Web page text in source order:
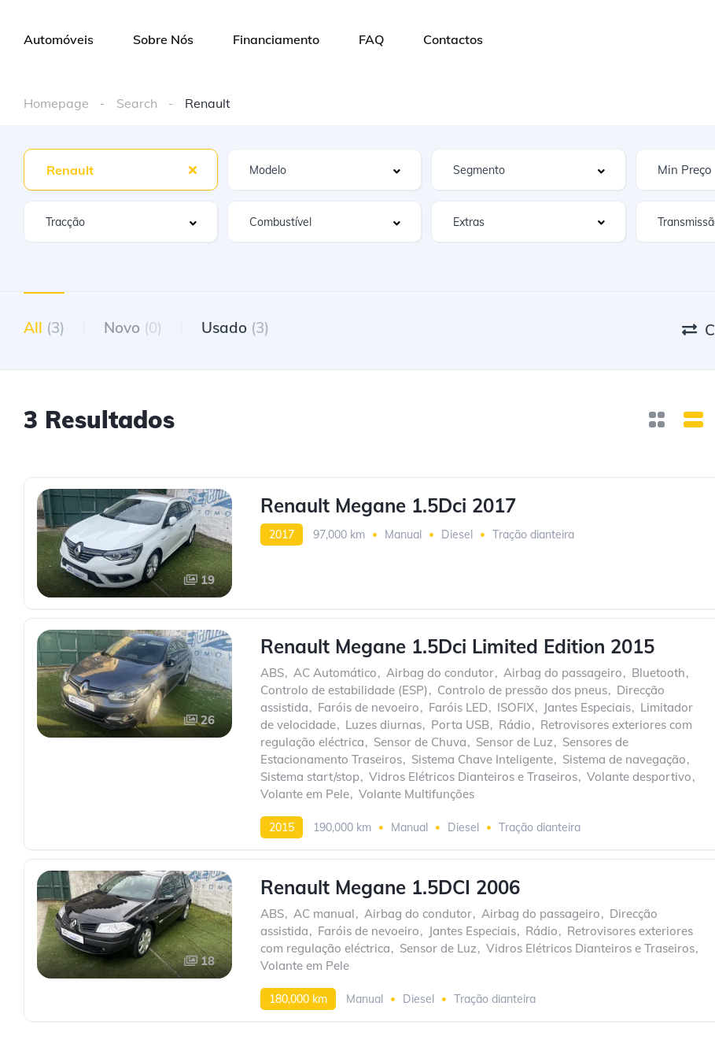
Automóveis Sobre Nós Financiamento FAQ Contactos
Homepage Search Renault
Renault
Extras
All (3) Novo (0) Usado (3)
3 Resultados
19
Renault Megane 1.5Dci 2017
2017 97,000 km Manual Diesel Tração dianteira
26
Renault Megane 1.5Dci Limited Edition 2015
ABS, AC Automático, Airbag do condutor, Airbag do passageiro, Bluetooth,
Controlo de estabilidade (ESP), Controlo de pressão dos pneus, Direcção
assistida, Faróis de nevoeiro, Faróis LED, ISOFIX, Jantes Especiais, Limitador
de velocidade, Luzes diurnas, Porta USB, Rádio, Retrovisores exteriores com
regulação eléctrica, Sensor de Chuva, Sensor de Luz, Sensores de
Estacionamento Traseiros, Sistema Chave Inteligente, Sistema de navegação,
Sistema start/stop, Vidros Elétricos Dianteiros e Traseiros, Volante desportivo,
Volante em Pele, Volante Multifunções
2015 190,000 km Manual Diesel Tração dianteira
18
Renault Megane 1.5DCI 2006
ABS, AC manual, Airbag do condutor, Airbag do passageiro, Direcção
assistida, Faróis de nevoeiro, Jantes Especiais, Rádio, Retrovisores exteriores
com regulação eléctrica, Sensor de Luz, Vidros Elétricos Dianteiros e Traseiros,
Volante em Pele
180,000 km Manual Diesel Tração dianteira